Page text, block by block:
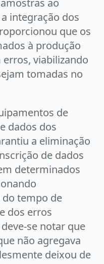
integração dos
que os
à produção
viabilizando
tomadas no
de
dados dos
a eliminação
de dados
determinados
tempo de
dos erros
se notar que
não agregava
deixou de